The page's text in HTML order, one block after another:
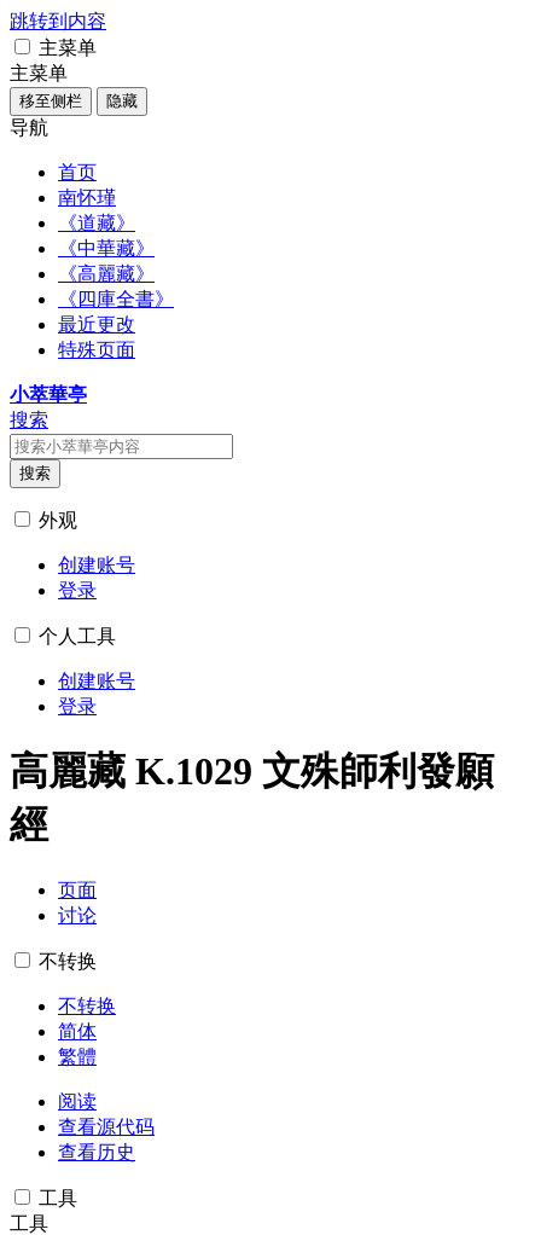
跳转到内容
主菜单
主菜单
移至侧栏 隐藏
导航
首页
南怀瑾
《道藏》
《中華藏》
《高麗藏》
《四庫全書》
最近更改
特殊页面
小萃華亭
搜索
搜索
外观
创建账号
登录
个人工具
创建账号
登录
高麗藏 K.1029 文殊師利發願
經
页面
讨论
不转换
不转换
简体
繁體
阅读
查看源代码
查看历史
工具
工具